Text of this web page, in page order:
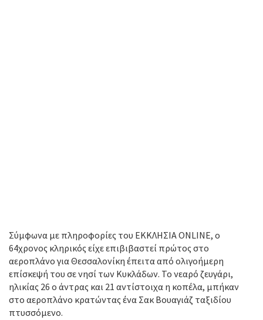
Σύμφωνα με πληροφορίες του ΕΚΚΛΗΣΙΑ ONLINE, ο
64χρονος κληρικός είχε επιβιβαστεί πρώτος στο
αεροπλάνο για Θεσσαλονίκη έπειτα από ολιγοήμερη
επίσκεψή του σε νησί των Κυκλάδων. Το νεαρό ζευγάρι,
ηλικίας 26 ο άντρας και 21 αντίστοιχα η κοπέλα, μπήκαν
στο αεροπλάνο κρατώντας ένα Σακ Βουαγιάζ ταξιδίου
πτυσσόμενο.